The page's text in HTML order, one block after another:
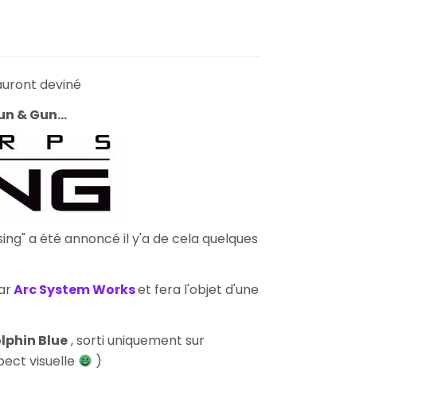
deviné
& Gun...
a été annoncé il y'a de cela quelques
Arc System Workset fera l'objet d'une
Blue, sorti uniquement sur
visuelle
)